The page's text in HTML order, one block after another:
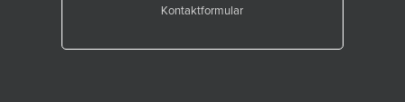
Kontaktformular